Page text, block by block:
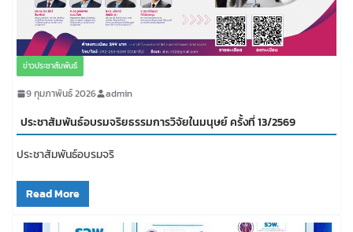
ข่าวประชาสัมพันธ์
9 กุมภาพันธ์ 2026 admin
ประชาสัมพันธ์อบรมจริยธรรมการวิจัยในมนุษย์ ครั้งที่ 13/2569
ประชาสัมพันธ์อบรมจริ
Read More